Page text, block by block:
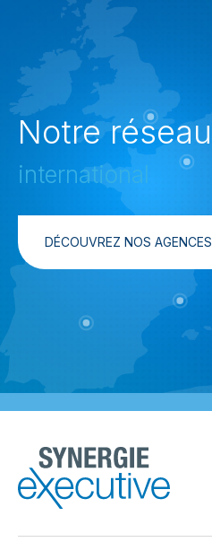
Notre réseau
international
DÉCOUVREZ NOS AGENCES